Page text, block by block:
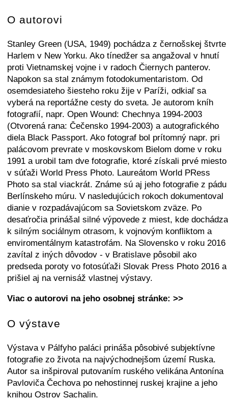
O autorovi
Stanley Green (USA, 1949) pochádza z černošskej štvrte
Harlem v New Yorku. Ako tínedžer sa angažoval v hnutí
proti Vietnamskej vojne i v radoch Čiernych panterov.
Napokon sa stal známym fotodokumentaristom. Od
osemdesiateho šiesteho roku žije v Paríži, odkiaľ sa
vyberá na reportážne cesty do sveta. Je autorom kníh
fotografií, napr. Open Wound: Chechnya 1994-2003
(Otvorená rana: Čečensko 1994-2003) a autografického
diela Black Passport. Ako fotograf bol prítomný napr. pri
palácovom prevrate v moskovskom Bielom dome v roku
1991 a urobil tam dve fotografie, ktoré získali prvé miesto
v súťaži World Press Photo. Laureátom World PRess
Photo sa stal viackrát. Známe sú aj jeho fotografie z pádu
Berlínskeho múru. V nasledujúcich rokoch dokumentoval
dianie v rozpadávajúcom sa Sovietskom zväze. Po
desaťročia prinášal silné výpovede z miest, kde dochádza
k silným sociálnym otrasom, k vojnovým konfliktom a
enviromentálnym katastrofám. Na Slovensko v roku 2016
zavítal z iných dôvodov - v Bratislave pôsobil ako
predseda poroty vo fotosúťaži Slovak Press Photo 2016 a
prišiel aj na vernisáž vlastnej výstavy.
Viac o autorovi na jeho osobnej stránke: >>
O výstave
Výstava v Pálfyho paláci prináša pôsobivé subjektívne
fotografie zo života na najvýchodnejšom území Ruska.
Autor sa inšpiroval putovaním ruského velikána Antonína
Pavloviča Čechova po nehostinnej ruskej krajine a jeho
knihou Ostrov Sachalin.